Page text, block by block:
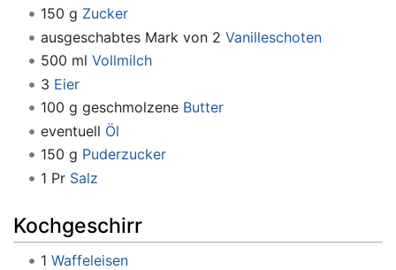
150 g Zucker
ausgeschabtes Mark von 2 Vanilleschoten
500 ml Vollmilch
3 Eier
100 g geschmolzene Butter
eventuell Öl
150 g Puderzucker
1 Pr Salz
Kochgeschirr
1 Waffeleisen